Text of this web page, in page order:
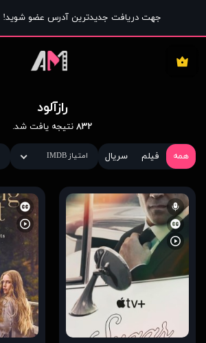
جهت دریافت جدیدترین آدرس عضو شوید!
رازآلود
۸۳۲ نتیجه یافت شد.
همه فیلم سریال امتیاز IMDB